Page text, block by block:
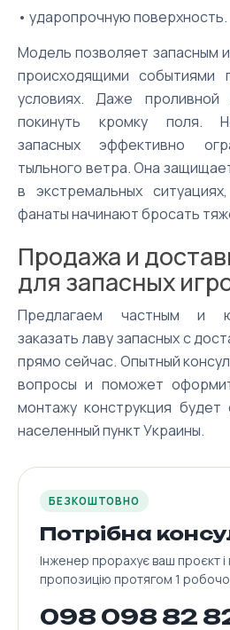
• ударопрочную поверхность.
Модель позволяет запасным
происходящими событиями
условиях. Даже
покинуть кромку поля.
запасных эффективно
тыльного ветра. Она
в экстремальных
фанаты начинают бросать
Продажа и
для запасных
Предлагаем частным и
заказать лаву запасных с
прямо сейчас. Опытный
вопросы и поможет
монтажу конструкция
населенный пункт Украины.
БЕЗКОШТОВНО
Потрібна
Інженер прорахує ваш проєкт і
пропозицію протягом 1
098 098 82